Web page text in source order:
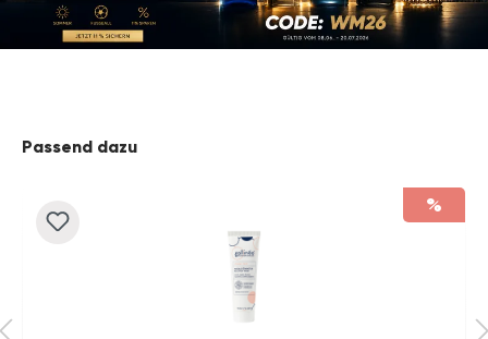
Produktgalerie überspringen
Passend dazu
%